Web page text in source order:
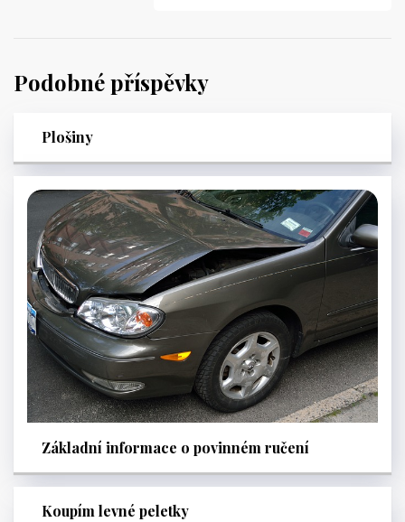
Podobné příspěvky
Plošiny
Základní informace o povinném ručení
Koupím levné peletky